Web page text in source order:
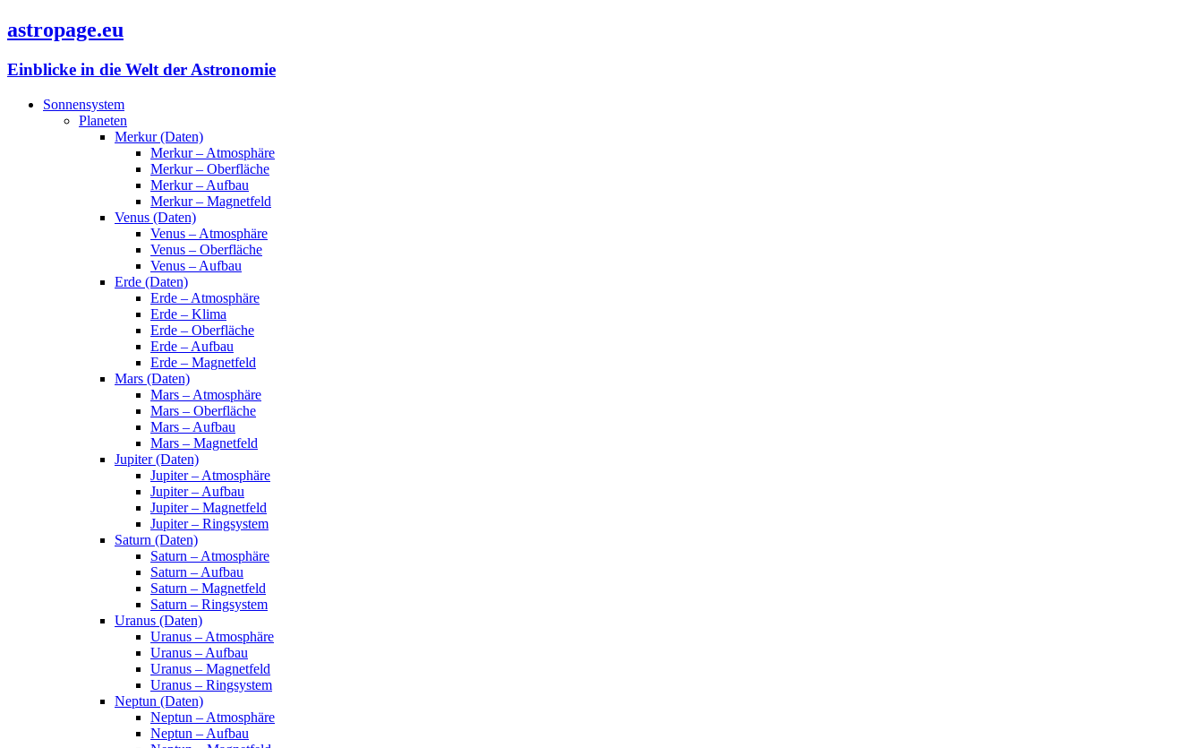
astropage.eu
Einblicke in die Welt der Astronomie
Sonnensystem
Planeten
Merkur (Daten)
Merkur – Atmosphäre
Merkur – Oberfläche
Merkur – Aufbau
Merkur – Magnetfeld
Venus (Daten)
Venus – Atmosphäre
Venus – Oberfläche
Venus – Aufbau
Erde (Daten)
Erde – Atmosphäre
Erde – Klima
Erde – Oberfläche
Erde – Aufbau
Erde – Magnetfeld
Mars (Daten)
Mars – Atmosphäre
Mars – Oberfläche
Mars – Aufbau
Mars – Magnetfeld
Jupiter (Daten)
Jupiter – Atmosphäre
Jupiter – Aufbau
Jupiter – Magnetfeld
Jupiter – Ringsystem
Saturn (Daten)
Saturn – Atmosphäre
Saturn – Aufbau
Saturn – Magnetfeld
Saturn – Ringsystem
Uranus (Daten)
Uranus – Atmosphäre
Uranus – Aufbau
Uranus – Magnetfeld
Uranus – Ringsystem
Neptun (Daten)
Neptun – Atmosphäre
Neptun – Aufbau